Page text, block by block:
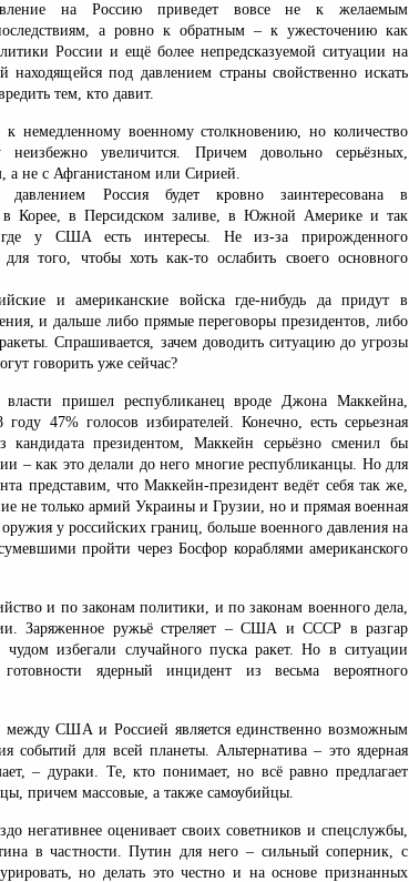
на Россию приведет вовсе не к желаемым
а ровно к обратным – к ужесточению как
России и ещё более непредсказуемой ситуации на
под давлением страны свойственно искать
тем, кто давит.
немедленному военному столкновению, но количество
увеличится. Причем довольно серьёзных,
а не с Афганистаном или Сирией.
давлением Россия будет кровно заинтересована в
в Корее, в Персидском заливе, в Южной Америке и так
у США есть интересы. Не из-за прирожденного
того, чтобы хоть как-то ослабить своего основного
и американские войска где-нибудь да придут в
и дальше либо прямые переговоры президентов, либо
Спрашивается, зачем доводить ситуацию до угрозы
говорить уже сейчас?
пришел республиканец вроде Джона Маккейна,
47% голосов избирателей. Конечно, есть серьезная
кандидата президентом, Маккейн серьёзно сменил бы
– как это делали до него многие республиканцы. Но для
представим, что Маккейн-президент ведёт себя так же,
не только армий Украины и Грузии, но и прямая военная
у российских границ, больше военного давления на
пройти через Босфор кораблями американского
и по законам политики, и по законам военного дела,
Заряженное ружьё стреляет – США и СССР в разгар
чудом избегали случайного пуска ракет. Но в ситуации
ядерный инцидент из весьма вероятного
между США и Россией является единственно возможным
событий для всей планеты. Альтернатива – это ядерная
– дураки. Те, кто понимает, но всё равно предлагает
причем массовые, а также самоубийцы.
негативнее оценивает своих советников и спецслужбы,
в частности. Путин для него – сильный соперник, с
но делать это честно и на основе признанных